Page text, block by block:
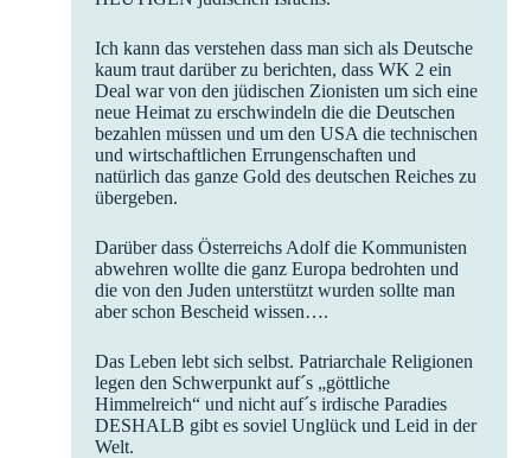
Ich kann das verstehen dass man sich als Deutsche
kaum traut darüber zu berichten, dass WK 2 ein
Deal war von den jüdischen Zionisten um sich eine
neue Heimat zu erschwindeln die die Deutschen
bezahlen müssen und um den USA die technischen
und wirtschaftlichen Errungenschaften und
natürlich das ganze Gold des deutschen Reiches zu
übergeben.
Darüber dass Österreichs Adolf die Kommunisten
abwehren wollte die ganz Europa bedrohten und
die von den Juden unterstützt wurden sollte man
aber schon Bescheid wissen….
Das Leben lebt sich selbst. Patriarchale Religionen
legen den Schwerpunkt auf´s „göttliche
Himmelreich“ und nicht auf´s irdische Paradies
DESHALB gibt es soviel Unglück und Leid in der
Welt.